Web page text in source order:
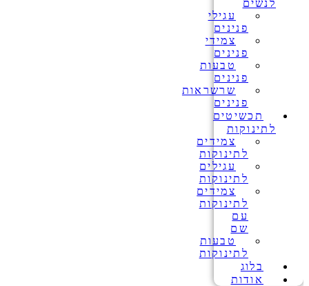
לנשים
עגילי
פנינים
צמידי
פנינים
טבעות
פנינים
שרשראות
פנינים
תכשיטים
לתינוקות
צמידים
לתינוקות
עגילים
לתינוקות
צמידים
לתינוקות
עם
שם
טבעות
לתינוקות
בלוג
אודות